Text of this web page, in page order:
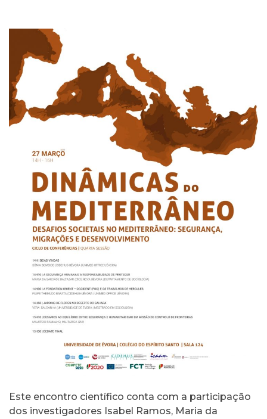
Este encontro científico conta com a participação
dos investigadores Isabel Ramos, Maria da